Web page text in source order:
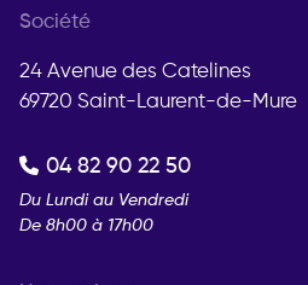
Société
24 Avenue des Catelines
69720 Saint-Laurent-de-Mure
04 82 90 22 50
Du Lundi au Vendredi
De 8h00 à 17h00